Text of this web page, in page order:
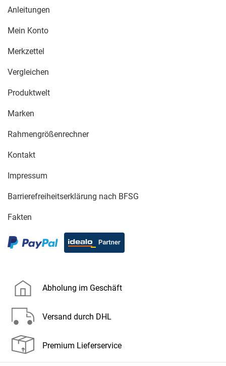
Anleitungen
Mein Konto
Merkzettel
Vergleichen
Produktwelt
Marken
Rahmengrößenrechner
Kontakt
Impressum
Barrierefreiheitserklärung nach BFSG
Fakten
Abholung im Geschäft
Versand durch DHL
Premium Lieferservice